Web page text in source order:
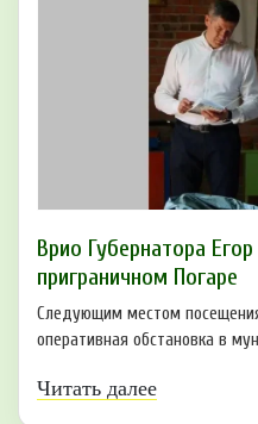
Врио Губернатора
приграничном Погаре
Следующим местом
оперативная обстановка в
Читать далее